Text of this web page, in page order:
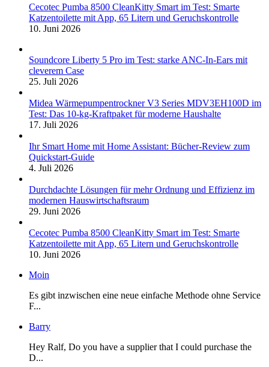
Cecotec Pumba 8500 CleanKitty Smart im Test: Smarte
Katzentoilette mit App, 65 Litern und Geruchskontrolle
10. Juni 2026
Soundcore Liberty 5 Pro im Test: starke ANC-In-Ears mit
cleverem Case
25. Juli 2026
Midea Wärmepumpentrockner V3 Series MDV3EH100D im
Test: Das 10-kg-Kraftpaket für moderne Haushalte
17. Juli 2026
Ihr Smart Home mit Home Assistant: Bücher-Review zum
Quickstart-Guide
4. Juli 2026
Durchdachte Lösungen für mehr Ordnung und Effizienz im
modernen Hauswirtschaftsraum
29. Juni 2026
Cecotec Pumba 8500 CleanKitty Smart im Test: Smarte
Katzentoilette mit App, 65 Litern und Geruchskontrolle
10. Juni 2026
Moin
Es gibt inzwischen eine neue einfache Methode ohne Service
F...
Barry
Hey Ralf, Do you have a supplier that I could purchase the
D...